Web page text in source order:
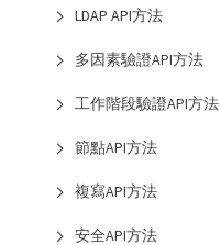
LDAP API方法
多因素驗證API方法
工作階段驗證API方法
節點API方法
複寫API方法
安全API方法